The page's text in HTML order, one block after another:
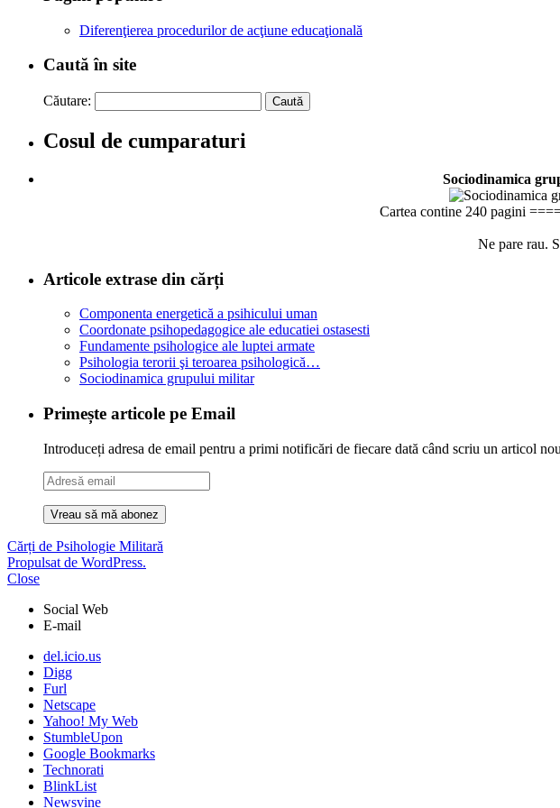
Diferenţierea procedurilor de acţiune educaţională
Caută în site
Căutare:
Cosul de cumparaturi
Sociodinamica
Cartea contine 240 pagini
Ne pare rau.
Articole extrase din cărți
Componenta energetică a psihicului uman
Coordonate psihopedagogice ale educatiei ostasesti
Fundamente psihologice ale luptei armate
Psihologia terorii şi teroarea psihologică…
Sociodinamica grupului militar
Primește articole pe Email
Introduceți adresa de email pentru a primi notificări de fiecare dată când scriu un articol nou
Adresă
email
Cărți de Psihologie Militară
Propulsat de WordPress.
Close
Social Web
E-mail
del.icio.us
Digg
Furl
Netscape
Yahoo! My Web
StumbleUpon
Google Bookmarks
Technorati
BlinkList
Newsvine